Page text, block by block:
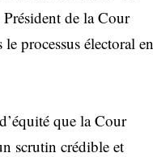
Président de la Cour
processus électoral en
que la Cour
scrutin crédible et